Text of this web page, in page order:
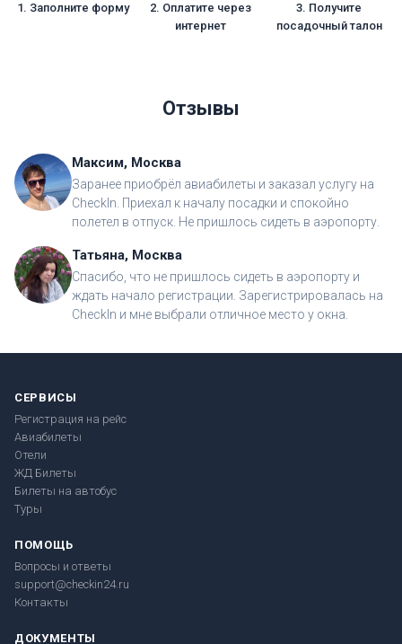
1. Заполните форму
2. Оплатите через
интернет
3. Получите
посадочный талон
Отзывы
Максим, Москва
Заранее приобрёл авиабилеты и заказал услугу на
CheckIn. Приехал к началу посадки и спокойно
полетел в отпуск. Не пришлось сидеть в аэропорту.
Татьяна, Москва
Спасибо, что не пришлось сидеть в аэропорту и
ждать начало регистрации. Зарегистрировалась на
CheckIn и мне выбрали отличное место у окна.
СЕРВИСЫ
Регистрация на рейс
Авиабилеты
Отели
ЖД Билеты
Билеты на автобус
Туры
ПОМОЩЬ
Вопросы и ответы
support@checkin24.ru
Контакты
ДОКУМЕНТЫ